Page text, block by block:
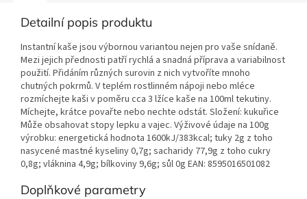
Detailní popis produktu
Instantní kaše jsou výbornou variantou nejen pro vaše snídaně.
Mezi jejich přednosti patří rychlá a snadná příprava a variabilnost
použití. Přidáním různých surovin z nich vytvoříte mnoho
chutných pokrmů. V teplém rostlinném nápoji nebo mléce
rozmíchejte kaši v poměru cca 3 lžíce kaše na 100ml tekutiny.
Míchejte, krátce povařte nebo nechte odstát. Složení: kukuřice
Může obsahovat stopy lepku a vajec. Výživové údaje na 100g
výrobku: energetická hodnota 1600kJ/383kcal; tuky 2g z toho
nasycené mastné kyseliny 0,7g; sacharidy 77,9g z toho cukry
0,8g; vláknina 4,9g; bílkoviny 9,6g; sůl 0g EAN: 8595016501082
Doplňkové parametry